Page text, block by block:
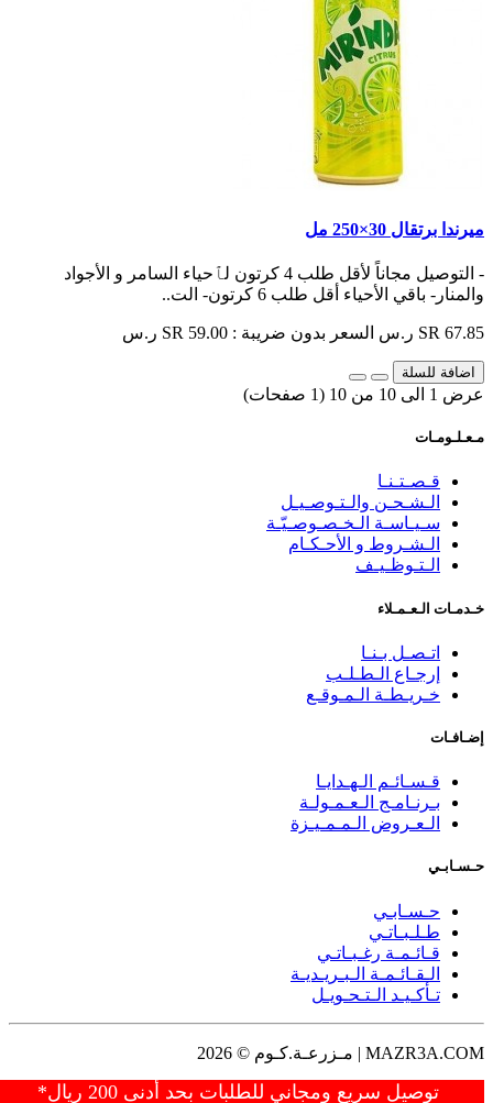
ميرندا برتقال 30×250 مل
- التوصيل مجاناً لأقل طلب 4 كرتون لٱحياء السامر و الأجواد
والمنار- باقي الأحياء أقل طلب 6 كرتون- الت..
SR 67.85 ر.س السعر بدون ضريبة : SR 59.00 ر.س
اضافة للسلة
عرض 1 الى 10 من 10 (1 صفحات)
مـعـلـومـات
قـصـتـنـا
الـشـحـن والـتـوصـيـل
سـيـاسـة الـخـصـوصـيّـة
الـشـروط و الأحـكـام
الـتـوظـيـف
خـدمـات الـعـمـلاء
اتـصـل بـنـا
إرجـاع الـطـلـب
خـريـطـة الـمـوقـع
إضـافـات
قـسـائـم الـهـدايـا
بـرنـامـج الـعـمـولـة
الـعـروض الـمـمـيـزة
حـسـابـي
حـسـابـي
طـلـبـاتـي
قـائـمـة رغـبـاتـي
الـقـائـمـة الـبـريـديـة
تـأكـيـد الـتـحـويـل
MAZR3A.COM | مـزرعـة.كـوم © 2026
توصيل سريع ومجاني للطلبات بحد أدنى 200 ريال*